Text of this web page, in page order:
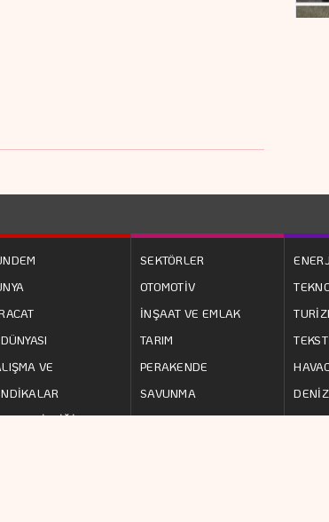
VE
BİRLİĞİ
SEKTÖRLER
OTOMOTİV
İNŞAAT VE EMLAK
TARIM
PERAKENDE
SAVUNMA
ULAŞIM